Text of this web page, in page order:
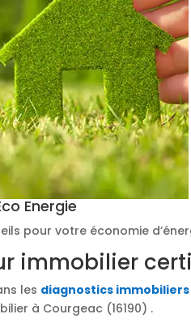
Energie
pour votre économie
immobilier
les diagnostics immobiliers
à Courgeac (16190) .